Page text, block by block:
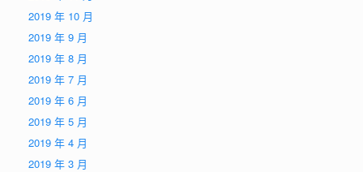
2019 年 10 月
2019 年 9 月
2019 年 8 月
2019 年 7 月
2019 年 6 月
2019 年 5 月
2019 年 4 月
2019 年 3 月